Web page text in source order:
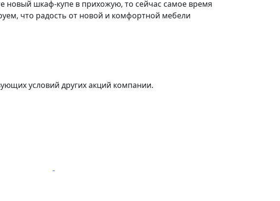
новый шкаф-купе в прихожую, то сейчас самое время
что радость от новой и комфортной мебели
условий других акций компании.